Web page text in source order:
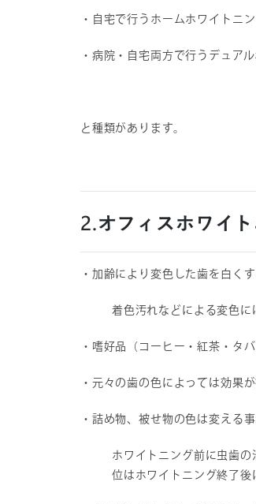
・自宅で行うホームホワイトニ
・病院・自宅両方で行うデュア
と種類があります。
2.オフィスホワイ
・加齢により変色した歯を白く
着色汚れなどによる変色
・嗜好品（コーヒー・紅茶・タ
・元々の歯の色によっては効果
・詰め物、被せ物の色は変える事
ホワイトニング前に虫歯
位はホワイトニング終了後